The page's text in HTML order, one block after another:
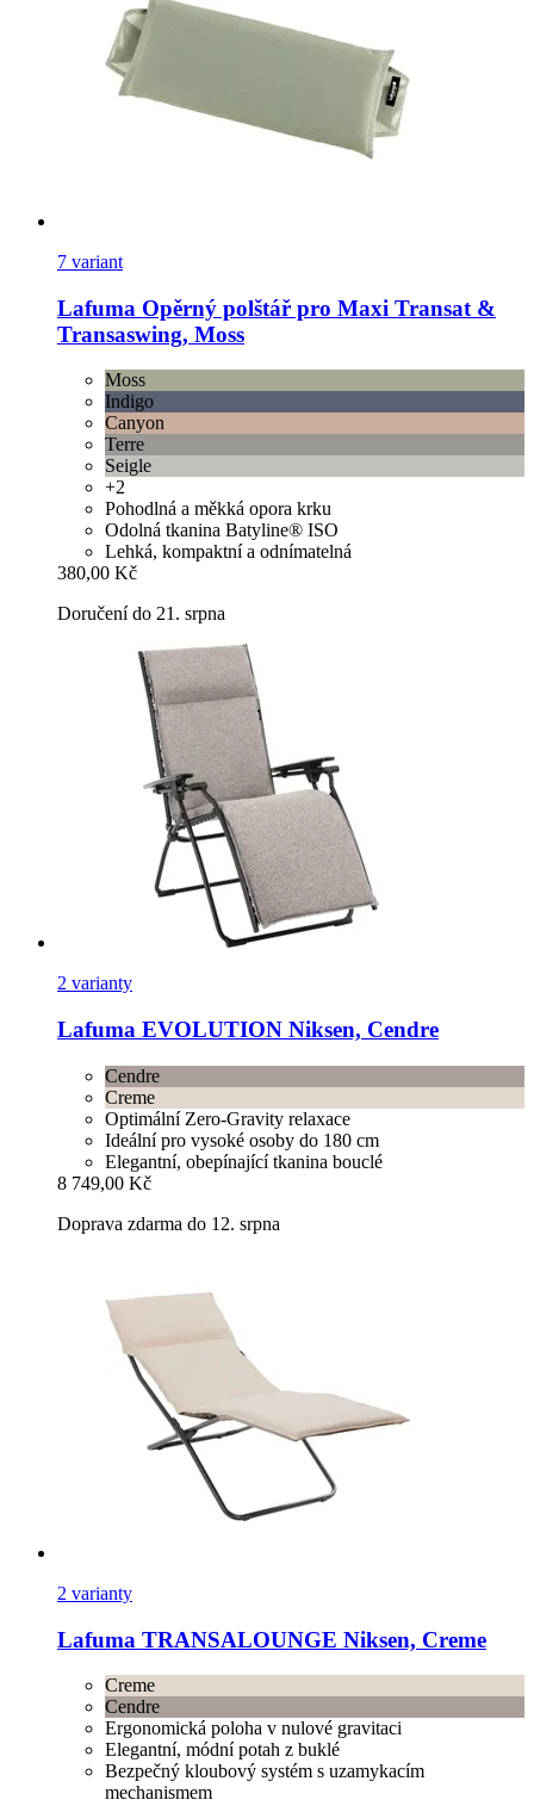
7 variant
Lafuma Opěrný polštář pro Maxi Transat &
Transaswing, Moss
Moss
Indigo
Canyon
Terre
Seigle
+2
Pohodlná a měkká opora krku
Odolná tkanina Batyline® ISO
Lehká, kompaktní a odnímatelná
380,00 Kč
Doručení do 21. srpna
2 varianty
Lafuma EVOLUTION Niksen, Cendre
Cendre
Creme
Optimální Zero-Gravity relaxace
Ideální pro vysoké osoby do 180 cm
Elegantní, obepínající tkanina bouclé
8 749,00 Kč
Doprava zdarma do 12. srpna
2 varianty
Lafuma TRANSALOUNGE Niksen, Creme
Creme
Cendre
Ergonomická poloha v nulové gravitaci
Elegantní, módní potah z buklé
Bezpečný kloubový systém s uzamykacím
mechanismem